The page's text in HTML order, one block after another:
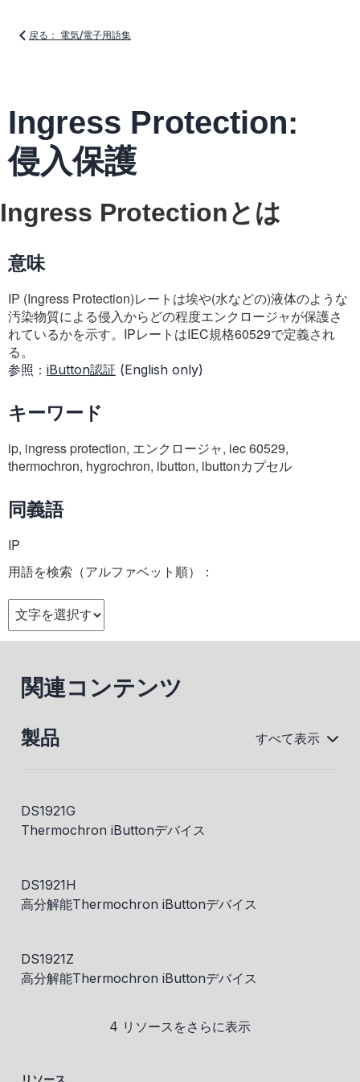
戻る： 電気/電子用語集
Ingress Protection:
侵入保護
Ingress Protectionとは
意味
IP (Ingress Protection)レートは埃や(水などの)液体のような
汚染物質による侵入からどの程度エンクロージャが保護さ
れているかを示す。IPレートはIEC規格60529で定義され
る。
参照： iButton認証 (English only)
キーワード
ip, ingress protection, エンクロージャ, iec 60529,
thermochron, hygrochron, ibutton, ibuttonカプセル
同義語
IP
用語を検索（アルファベット順）：
関連コンテンツ
製品 すべて表示
DS1921G
Thermochron iButtonデバイス
DS1921H
高分解能Thermochron iButtonデバイス
DS1921Z
高分解能Thermochron iButtonデバイス
4 リソースをさらに表示
リソース